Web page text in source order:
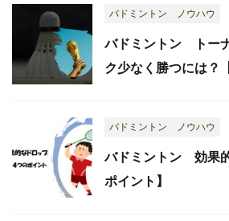
バドミントン ノウハウ
バドミントン トー
ク少なく勝つには？
バドミントン ノウハウ
バドミントン 効果
ポイント】